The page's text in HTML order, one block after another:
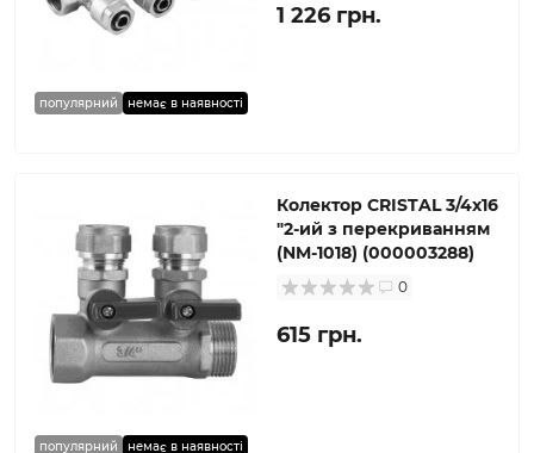
популярний немає в наявності
1 226 грн.
популярний немає в наявності
Колектор CRISTAL 3/4х16
″2-ий з перекриванням
(NM-1018) (000003288)
0
615 грн.